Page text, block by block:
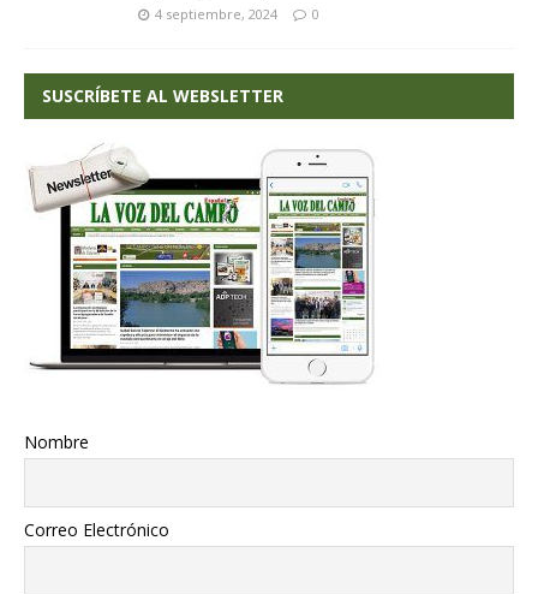
4 septiembre, 2024 0
SUSCRÍBETE AL WEBSLETTER
Nombre
Correo Electrónico